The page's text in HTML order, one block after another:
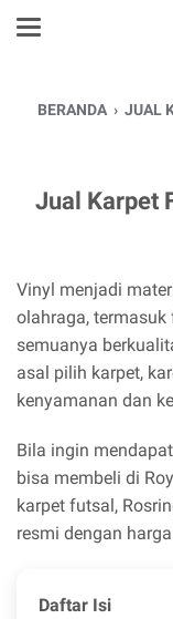
BERANDA › JUAL
Jual Karpet
Vinyl menjadi
olahraga,
semuanya
asal pilih karpet,
kenyamanan dan
Bila ingin
bisa membeli di
karpet futsal,
resmi dengan
Daftar Isi